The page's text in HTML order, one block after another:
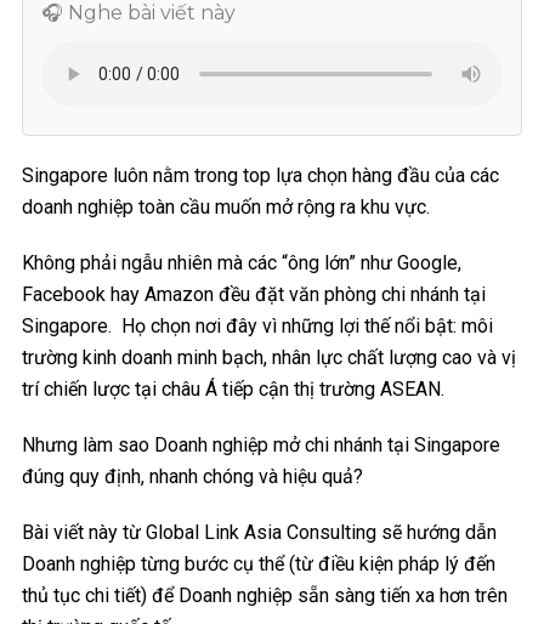
🎧 Nghe bài viết này
Singapore luôn nằm trong top lựa chọn hàng đầu của các
doanh nghiệp toàn cầu muốn mở rộng ra khu vực.
Không phải ngẫu nhiên mà các “ông lớn” như Google,
Facebook hay Amazon đều đặt văn phòng chi nhánh tại
Singapore. Họ chọn nơi đây vì những lợi thế nổi bật: môi
trường kinh doanh minh bạch, nhân lực chất lượng cao và vị
trí chiến lược tại châu Á tiếp cận thị trường ASEAN.
Nhưng làm sao Doanh nghiệp mở chi nhánh tại Singapore
đúng quy định, nhanh chóng và hiệu quả?
Bài viết này từ Global Link Asia Consulting sẽ hướng dẫn
Doanh nghiệp từng bước cụ thể (từ điều kiện pháp lý đến
thủ tục chi tiết) để Doanh nghiệp sẵn sàng tiến xa hơn trên